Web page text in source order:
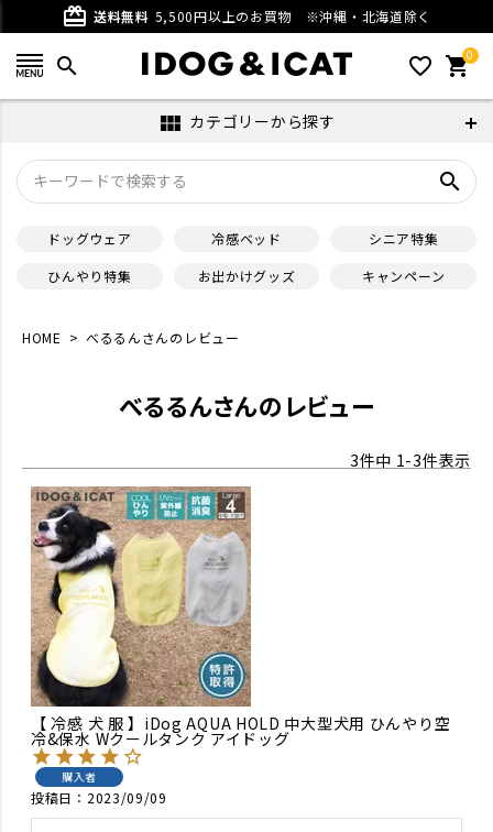
card_giftcard 送料無料 5,500円以上のお買物 ※沖縄・北海道除く
search favorite_outline 0
shopping_cart
view_module カテゴリーから探す
search
ドッグウェア 冷感ベッド
シニア特集
ひんやり特集
お出かけグッズ キャンペーン
HOME べるるんさんのレビュー
べるるんさんのレビュー
3件中 1-3件表示
【 冷感 犬 服 】iDog AQUA HOLD 中大型犬用 ひんやり空
冷&保水 Wクールタンク アイドッグ
購入者
投稿日 2023/09/09